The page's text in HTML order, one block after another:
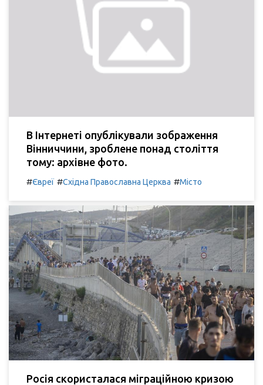
В Інтернеті опублікували зображення
Вінниччини, зроблене понад століття
тому: архівне фото.
#Євреї #Східна Православна Церква #Місто
Росія скористалася міграційною кризою